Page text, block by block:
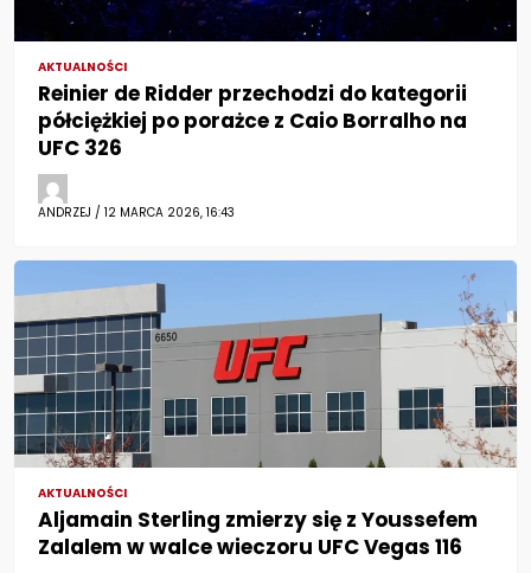
AKTUALNOŚCI
Reinier de Ridder przechodzi do kategorii
półciężkiej po porażce z Caio Borralho na
UFC 326
ANDRZEJ / 12 MARCA 2026, 16:43
AKTUALNOŚCI
Aljamain Sterling zmierzy się z Youssefem
Zalalem w walce wieczoru UFC Vegas 116